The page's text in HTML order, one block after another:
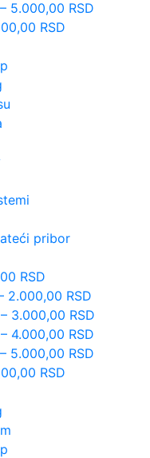
5.000,00 RSD
RSD
pribor
RSD
2.000,00 RSD
3.000,00 RSD
4.000,00 RSD
5.000,00 RSD
RSD